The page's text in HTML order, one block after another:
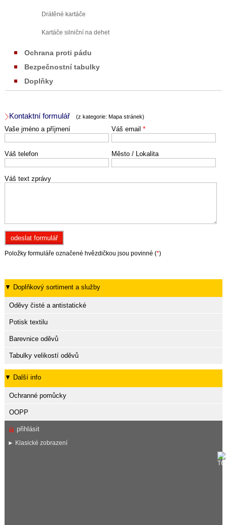
Drátěné kartáče
Kartáče silniční na dehet
Ochrana proti pádu
Bezpečnostní tabulky
Doplňky
Kontaktní formulář (z kategorie: Mapa stránek)
Vaše jméno a příjmení Váš email *
Váš telefon Město / Lokalita
Váš text zprávy
Položky formuláře označené hvězdičkou jsou povinné (*)
▼ Doplňkový sortiment a služby
Oděvy čisté a antistatické
Potisk textilu
Barevnice oděvů
Tabulky velikostí oděvů
▼ Další info
Ochranné pomůcky
OOPP